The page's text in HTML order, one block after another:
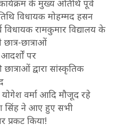
के मुख्य अतिथि पूर्व
विधायक मोहम्मद हसन
विधायक रामकुमार विद्यालय के
छात्राओं
पर
द्वारा सांस्कृतिक
वर्मा आदि मौजूद रहे
सिंह ने आए हुए सभी
प्रकट किया!